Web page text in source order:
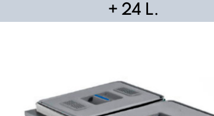
+ 24 L.